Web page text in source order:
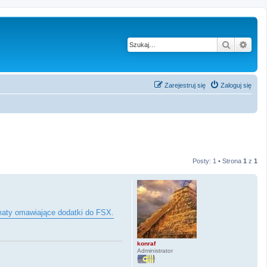
Szukaj
Zaloguj się
Zarejestruj się
Posty: 1 • Strona 1 z 1
konraf
Administrator
omawiające dodatki do FSX.